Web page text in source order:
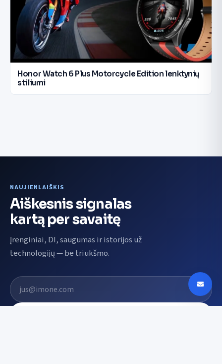
Honor Watch 6 Plus Motorcycle Edition lenktynių
stiliumi
NAUJIENLAIŠKIS
Aiškesnis signalas
kartą per savaitę
Įrenginiai, DI, saugumas ir istorijos už
technologijų — be triukšmo.
El. pašto adresas